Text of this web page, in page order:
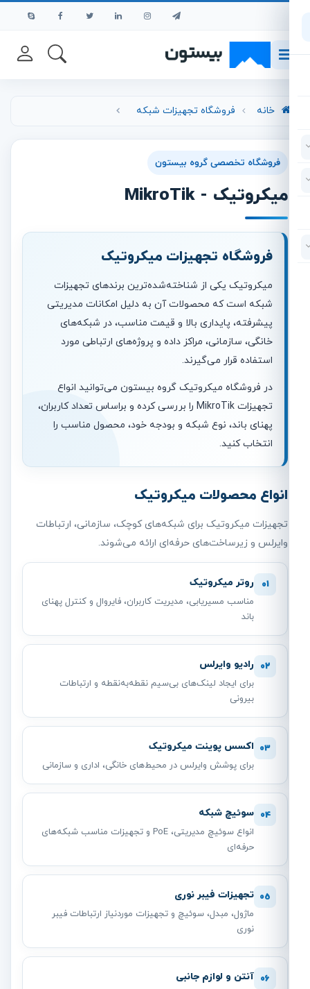
خانه فروشگاه تجهیزات شبکه
فروشگاه تخصصی گروه بیستون
میکروتیک - MikroTik
فروشگاه تجهیزات میکروتیک
میکروتیک یکی از شناخته‌شده‌ترین برندهای تجهیزات
شبکه است که محصولات آن به دلیل امکانات مدیریتی
پیشرفته، پایداری بالا و قیمت مناسب، در شبکه‌های
خانگی، سازمانی، مراکز داده و پروژه‌های ارتباطی مورد
استفاده قرار می‌گیرند.
در فروشگاه میکروتیک گروه بیستون می‌توانید انواع
تجهیزات MikroTik را بررسی کرده و براساس تعداد کاربران،
پهنای باند، نوع شبکه و بودجه خود، محصول مناسب را
انتخاب کنید.
انواع محصولات میکروتیک
تجهیزات میکروتیک برای شبکه‌های کوچک، سازمانی، ارتباطات
وایرلس و زیرساخت‌های حرفه‌ای ارائه می‌شوند.
01 روتر میکروتیک
مناسب مسیریابی، مدیریت کاربران، فایروال و کنترل پهنای
باند
02 رادیو وایرلس
برای ایجاد لینک‌های بی‌سیم نقطه‌به‌نقطه و ارتباطات
بیرونی
03 اکسس پوینت میکروتیک
برای پوشش وایرلس در محیط‌های خانگی، اداری و سازمانی
04 سوئیچ شبکه
انواع سوئیچ مدیریتی، PoE و تجهیزات مناسب شبکه‌های
حرفه‌ای
05 تجهیزات فیبر نوری
ماژول، مبدل، سوئیچ و تجهیزات موردنیاز ارتباطات فیبر
نوری
06 آنتن و لوازم جانبی